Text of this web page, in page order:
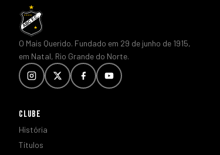
O Mais Querido. Fundado em 29 de junho de 1915,
em Natal, Rio Grande do Norte.
CLUBE
História
Títulos